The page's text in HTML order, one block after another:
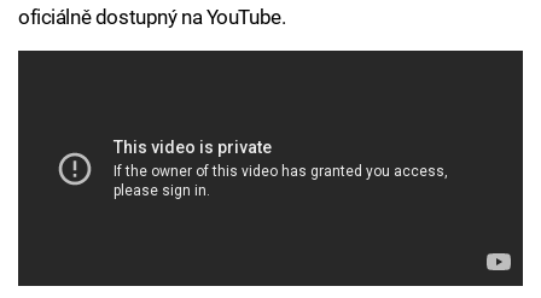
oficiálně dostupný na YouTube.